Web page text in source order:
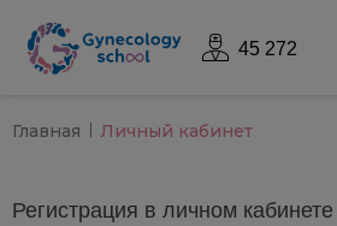
45 272
Главная Личный кабинет
Регистрация в личном кабинете